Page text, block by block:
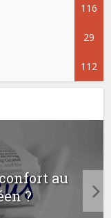
116
29
112
au
?